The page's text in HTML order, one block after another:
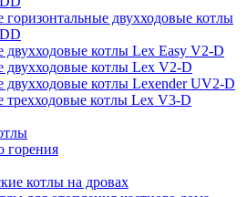
двухходовые котлы
двухходовые котлы Lex Easy V2-D
двухходовые котлы Lex V2-D
двухходовые котлы Lexender UV2-D
трехходовые котлы Lex V3-D
горения
котлы на дровах